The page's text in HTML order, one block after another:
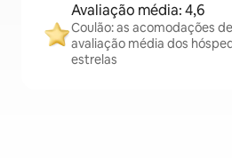
Avaliação média: 4,6
Coulão: as acomodações
avaliação média dos
estrelas